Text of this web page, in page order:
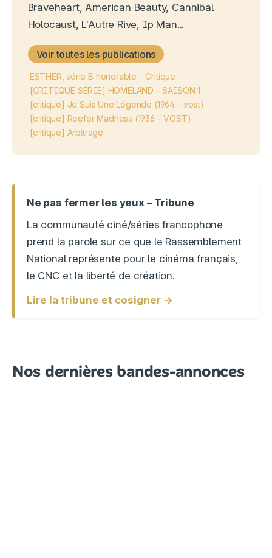
Braveheart, American Beauty, Cannibal
Holocaust, L'Autre Rive, Ip Man...
Voir toutes les publications
ESTHER, série B honorable – Critique
[CRITIQUE SÉRIE] HOMELAND – SAISON 1
[critique] Je Suis Une Légende (1964 – vost)
[critique] Reefer Madness (1936 – VOST)
[critique] Arbitrage
Ne pas fermer les yeux – Tribune
La communauté ciné/séries francophone
prend la parole sur ce que le Rassemblement
National représente pour le cinéma français,
le CNC et la liberté de création.
Lire la tribune et cosigner →
Nos dernières bandes-annonces